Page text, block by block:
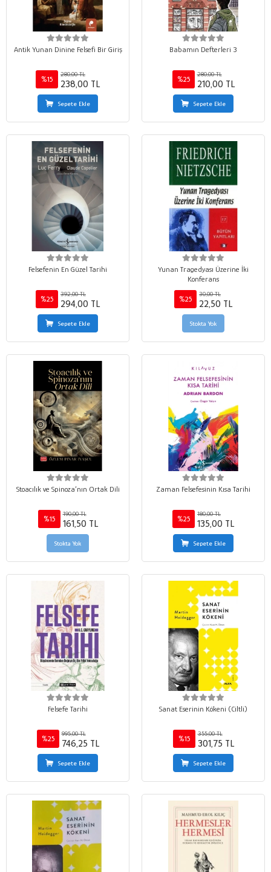
Antik Yunan Dinine Felsefi Bir Giriş
%15
280,00 TL
238,00 TL
Sepete Ekle
Babamın Defterleri 3
%25
280,00 TL
210,00 TL
Sepete Ekle
Felsefenin En Güzel Tarihi
%25
392,00 TL
294,00 TL
Sepete Ekle
Yunan Tragedyası Üzerine İki
Konferans
%25
30,00 TL
22,50 TL
Stokta Yok
Stoacılık ve Spinoza’nın Ortak Dili
%15
190,00 TL
161,50 TL
Stokta Yok
Zaman Felsefesinin Kısa Tarihi
%25
180,00 TL
135,00 TL
Sepete Ekle
Felsefe Tarihi
%25
995,00 TL
746,25 TL
Sepete Ekle
Sanat Eserinin Kökeni (Ciltli)
%15
355,00 TL
301,75 TL
Sepete Ekle